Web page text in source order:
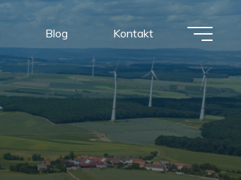
Blog Kontakt